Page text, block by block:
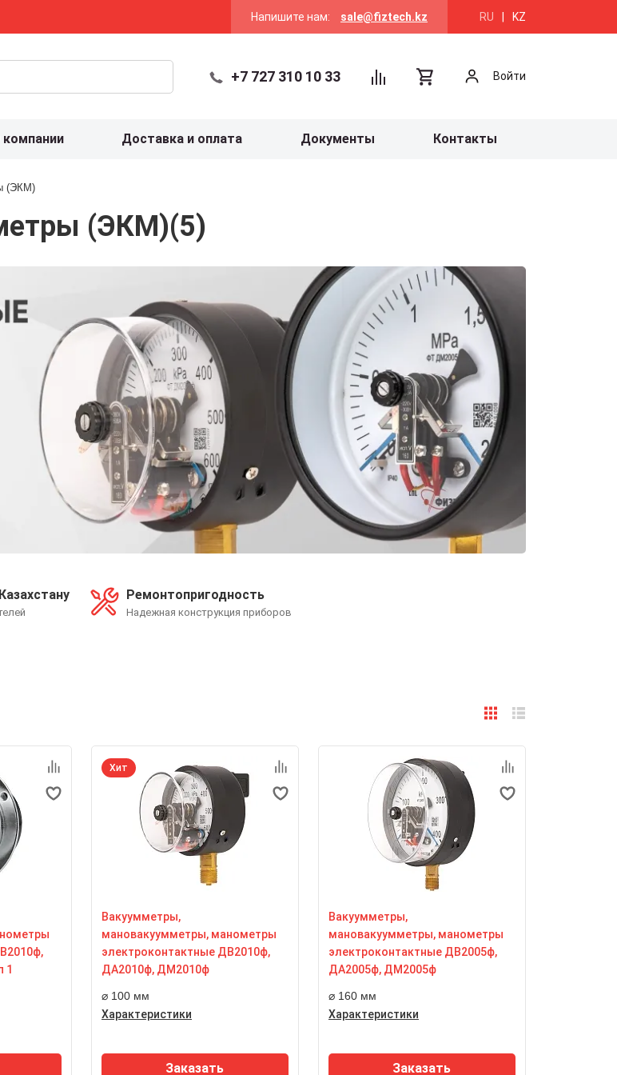
Напишите нам: sale@fiztech.kz RU KZ
+7 727 310 10 33 Войти
компании Доставка и оплата Документы Контакты
(ЭКМ)
(ЭКМ)(5)
Ремонтопригодность
Надежная конструкция приборов
1
Хит
Вакуумметры,
мановакуумметры, манометры
электроконтактные ДВ2010ф,
ДА2010ф, ДМ2010ф
⌀ 100 мм
Характеристики
Класс точностиЗаказать
Вакуумметры,
мановакуумметры, манометры
электроконтактные ДВ2005ф,
ДА2005ф, ДМ2005ф
⌀ 160 мм
Характеристики
Класс точностиЗаказать